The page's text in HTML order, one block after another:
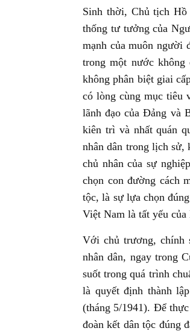
Sinh thời, Chủ tịch Hồ
thống tư tưởng của
mạnh của muôn người
trong một nước
không phân biệt giai
có lòng cùng mục tiêu
lãnh đạo của Đảng và
kiên trì và nhất quán
nhân dân trong lịch sử,
chủ nhân của sự
chọn con đường cách
tộc, là sự lựa chọn
Việt Nam là tất yếu của
Với chủ trương, chính
nhân dân, ngay trong
suốt trong quá trình
là quyết định thành
(tháng 5/1941). Để
đoàn kết dân tộc đúng